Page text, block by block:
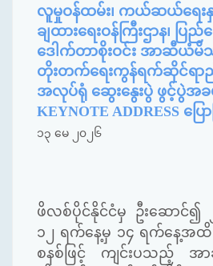
လူမှုဝန်ထမ်း၊ ကယ်ဆယ်ရေးနှ
ချထားရေးဝန်ကြီးဌာန၊ ပြ
ဒေါက်တာစိုးဝင်း အာဆီယံမိသ
တိုးတက်ရေးကွန်ရက်ဆိုင်ရာ
အလုပ်ရုံ ဆွေးနွေးပွဲ ဖွင့်ပွဲအခ
KEYNOTE ADDRESS ပြော
၁၃ မေ ၂၀၂၆
ဖိလစ်ပိုင်နိုင်ငံမှ ဦးဆောင်၍
၁၂ ရက်နေ့မှ ၁၄ ရက်နေ့အထိ
စနစ်ဖြင့် ကျင်းပသည့် အာ